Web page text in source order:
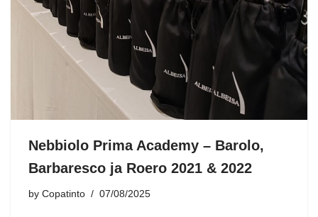
Nebbiolo Prima Academy – Barolo,
Barbaresco ja Roero 2021 & 2022
by Copatinto 07/08/2025